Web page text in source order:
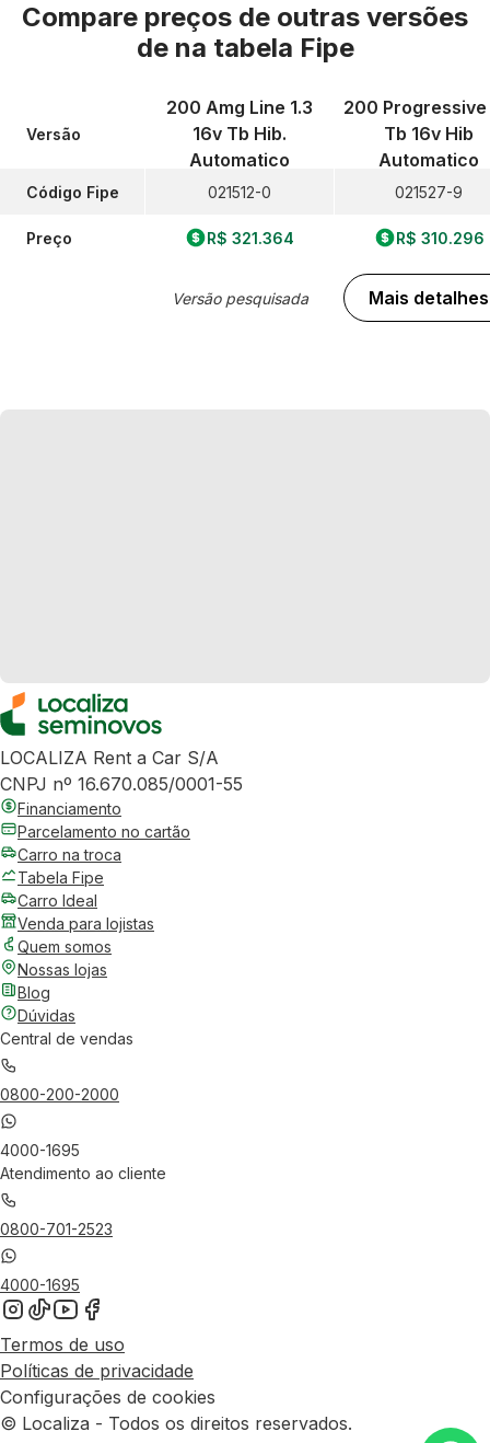
Compare preços de outras versões
de na tabela Fipe
Versão
Código Fipe
Preço
200 Amg Line 1.3
16v Tb Hib.
Automatico
021512-0
R$ 321.364
Versão pesquisada
200 Progressive
Tb 16v Hib
Automatico
021527-9
R$ 310.296
Mais detalhes
LOCALIZA Rent a Car S/A
CNPJ nº 16.670.085/0001-55
Financiamento
Parcelamento no cartão
Carro na troca
Tabela Fipe
Carro Ideal
Venda para lojistas
Quem somos
Nossas lojas
Blog
Dúvidas
Central de vendas
0800-200-2000
4000-1695
Atendimento ao cliente
0800-701-2523
4000-1695
Termos de uso
Políticas de privacidade
Configurações de cookies
© Localiza - Todos os direitos reservados.